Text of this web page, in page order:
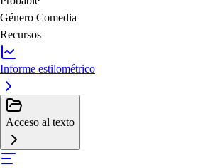
Género Comedia
Recursos
Informe estilométrico
Acceso al texto